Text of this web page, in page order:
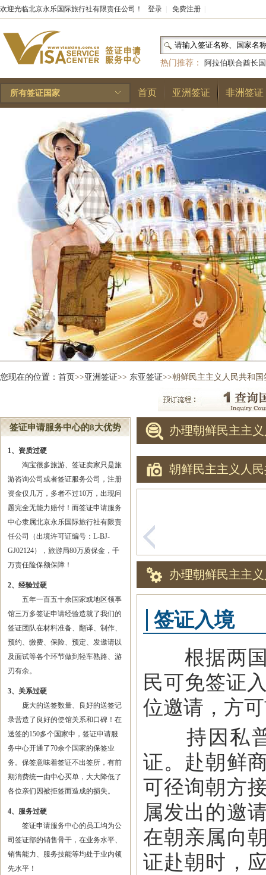
欢迎光临北京永乐国际旅行社有限责任公司！ 登录 免费注册
热门推荐：
阿拉伯联合酋长国
和国|布基纳法索|巴勒斯坦
林王国|安道尔公国|
所有签证国家 首页 亚洲签证 非洲签证
您现在的位置： 首页>>亚洲签证>> 东亚签证>>朝鲜民主主义人民共和国
签证申请服务中心的8大优势
1、资质过硬
淘宝很多旅游、签证卖家只是旅
游咨询公司或者签证服务公司，注册
资金仅几万，多者不过10万，出现问
题完全无能力赔付！而签证申请服务
中心隶属北京永乐国际旅行社有限责
任公司（出境许可证编号：L-BJ-
GJ02124），旅游局80万质保金，千
万责任险保额保障！
2、经验过硬
五年一百五十余国家或地区领事
馆三万多签证申请经验造就了我们的
签证团队在材料准备、翻译、制作、
预约、缴费、保险、预定、发邀请以
及面试等各个环节做到轻车熟路、游
刃有余。
3、关系过硬
庞大的送签数量、良好的送签记
录营造了良好的使馆关系和口碑！在
送签的150多个国家中，签证申请服
务中心开通了70余个国家的保签业
务。保签意味着签证不出签所，有前
期消费统一由中心买单，大大降低了
各位亲们因被拒签而造成的损失。
4、服务过硬
签证申请服务中心的员工均为公
司签证部的销售骨干，在业务水平、
销售能力、服务技能等均处于业内领
先水平！
办理朝鲜民主主
朝鲜民主主义人
办理朝鲜民主主
签证入境
根据两国
民可免签证
位邀请，方
持因私普
证。赴朝鲜
可径询朝方
属发出的邀
在朝亲属向
证赴朝时，